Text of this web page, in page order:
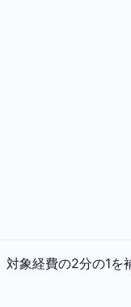
象経費の2分の1を